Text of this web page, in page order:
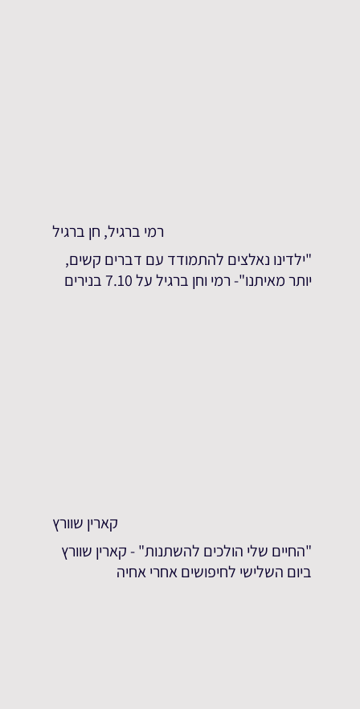
רמי ברגיל, חן ברגיל
"ילדינו נאלצים להתמודד עם דברים קשים,
יותר מאיתנו"- רמי וחן ברגיל על 7.10 בנירים
קארין שוורץ
"החיים שלי הולכים להשתנות" - קארין שוורץ
ביום השלישי לחיפושים אחרי אחיה